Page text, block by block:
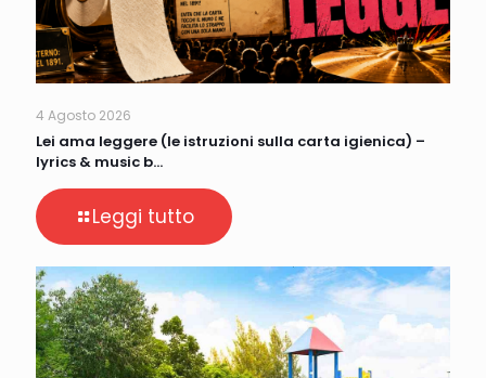
4 Agosto 2026
Lei ama leggere (le istruzioni sulla carta igienica) –
lyrics & music b…
Leggi tutto